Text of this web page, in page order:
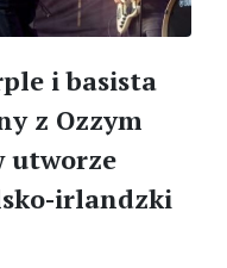
i basista
z Ozzym
utworze
irlandzki